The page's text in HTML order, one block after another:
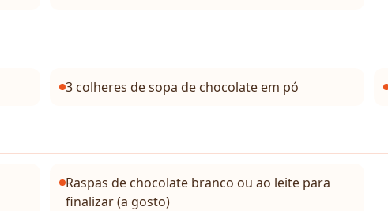
3 colheres de sopa de chocolate em pó
Raspas de chocolate branco ou ao leite para
finalizar (a gosto)